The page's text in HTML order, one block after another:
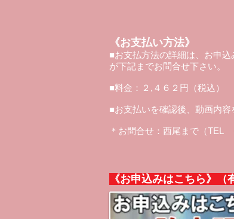
《お支払い方法》
■お支払方法の詳細は、お申
が下記までお問合せ下さい。
■料金：２,４６２円（税込）
■お支払いを確認後、動画内容
＊お問合せ：西尾まで（TEL
《お申込みはこちら》（